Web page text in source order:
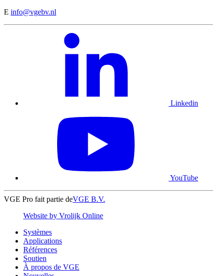
E info@vgebv.nl
Linkedin
YouTube
VGE Pro fait partie deVGE B.V.
Website by Vrolijk Online
Systèmes
Applications
Références
Soutien
À propos de VGE